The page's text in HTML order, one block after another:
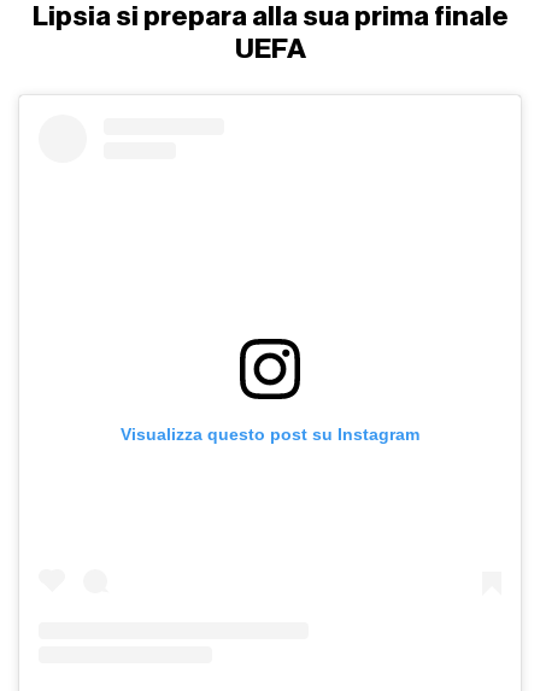
Lipsia si prepara alla sua prima finale
UEFA
Visualizza questo post su Instagram